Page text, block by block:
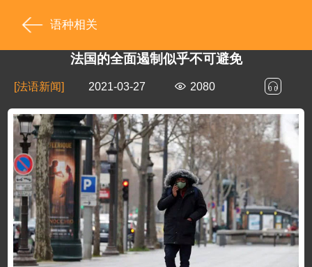
语种相关
法国的全面遏制似乎不可避免
[法语新闻] 2021-03-27 2080